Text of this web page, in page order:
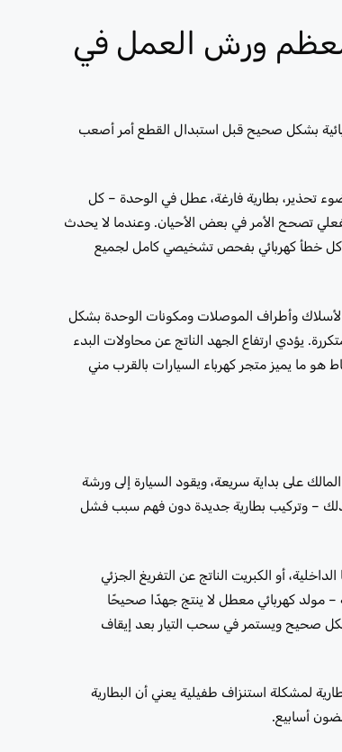
معظم ورش العمل في
بشكل صحيح قبل استبدال القطع أمر أصعب
تحذير، بطارية فارغة، عطل في الوحدة – كل
تصحح الأمر في بعض الأحيان. وعندما لا يحدث
كل خطأ كهربائي بفحص تشخيصي كامل لجميع
الأسلاك وأطراف الموصلات ومكونات الوحدة بشكل
يؤدي ارتفاع الجهد الناتج عن محاولات البدء
هو ما يميز متجر كهرباء السيارات بالقرب مني
على بداية سريعة، ويقود السيارة إلى ورشة
– وتركيب بطارية جديدة دون فهم سبب فشل
أو الكبريت الناتج عن التفريغ الجزئي
– مولد كهربائي معطل لا ينتج جهدًا صحيحًا
صحيح ويستمر في سحب التيار بعد إيقاف
لمشكلة استنزاف طفيلية يعني أن البطارية
أسابيع.